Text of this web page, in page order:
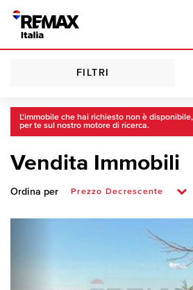
FILTRI
L'immobile che hai richiesto non è
per te sul nostro motore di ricerca.
Vendita Immobili
Ordina per